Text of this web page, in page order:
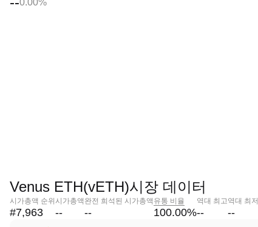
0.00%
Venus ETH(vETH)시장 데이터
시가총액 순위
#7,963
시가총액
--
완전 희석된 시가총액
--
유통 비율
100.00%
역대 최고
--
역대 최저
--